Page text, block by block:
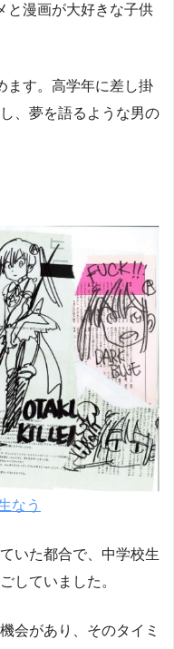
と漫画が大好きな子供
ます。高学年に差し掛
、夢を語るような男の
なう
いた都合で、中学校生
していました。
会があり、そのタイミ